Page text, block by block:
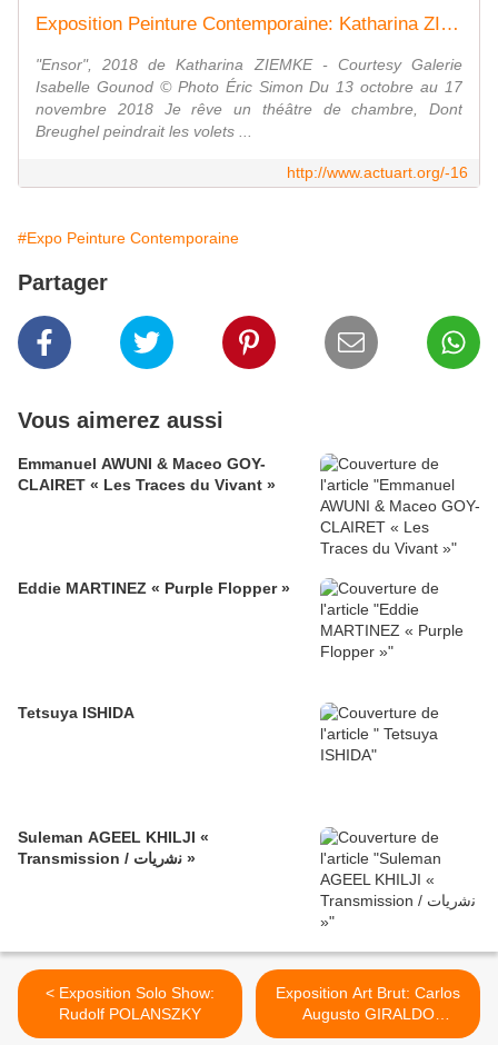
Exposition Peinture Contemporaine: Katharina ZIEMKE " La lune, comme un sabre blanc " - ACTUART by Eric SIMON
"Ensor", 2018 de Katharina ZIEMKE - Courtesy Galerie
Isabelle Gounod © Photo Éric Simon Du 13 octobre au 17
novembre 2018 Je rêve un théâtre de chambre, Dont
Breughel peindrait les volets ...
http://www.actuart.org/-16
#Expo Peinture Contemporaine
Partager
Vous aimerez aussi
Emmanuel AWUNI & Maceo GOY-
CLAIRET « Les Traces du Vivant »
Eddie MARTINEZ « Purple Flopper »
Tetsuya ISHIDA
Suleman AGEEL KHILJI «
Transmission / ﻧﺷرﯾﺎت »
< Exposition Solo Show:
Rudolf POLANSZKY
Exposition Art Brut: Carlos
Augusto GIRALDO
«Codex» >